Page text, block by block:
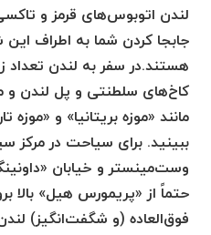
لندن اتوبوس‌های قرمز و
جابجا کردن شما به اطراف
هستند.در سفر به لندن تعداد
کاخ‌های سلطنتی و پل لندن و
مانند «موزه بریتانیا» و «موزه
ببینید. برای سیاحت در مرکز
وست‌مینستر و خیابان
حتماً از «پریمورس هیل» بالا
فوق‌العاده (و شگفت‌انگیز)